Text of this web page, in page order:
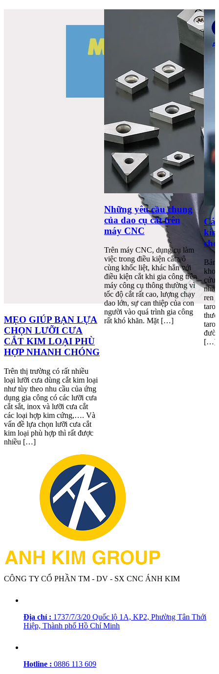
MẸO GIÚP BẠN LỰA
CHỌN LƯỠI CƯA
CẮT KIM LOẠI PHÙ
HỢP NHANH CHÓNG
Trên thị trường có rất nhiều
loại lưỡi cưa dùng cắt kim loại
như tùy theo nhu cầu của ứng
dụng gia công có các lưỡi cưa
cắt sắt, inox và lưỡi cưa cắt
các loại hợp kim cứng,…. Và
vấn đề lựa chọn lưỡi cưa cắt
kim loại phù hợp thì rất được
nhiều […]
Những yêu cầu chung
của dao cụ cắt trên
máy CNC
Trên máy CNC, dụng cụ làm
việc trong điều kiện cắt vô
cùng khốc liệt, khác hẳn với
điều kiện cắt khi gia công trên
máy công cụ thông thường vì
tốc độ cắt rất cao, lượng chạy
dao lớn, sự can thiệp của con
người vào quá trình gia công
rất khó khăn. Mặt […]
cứu
ren
taro
[…]
CÔNG TY CỔ PHẦN TM - DV - SX CNC ÁNH KIM
Địa chỉ : 1737/7/3/20 Quốc lộ 1A, KP2, Phường Tân Thới
Hiệp, Thành phố Hồ Chí Minh
Hotline : 0886 113 609